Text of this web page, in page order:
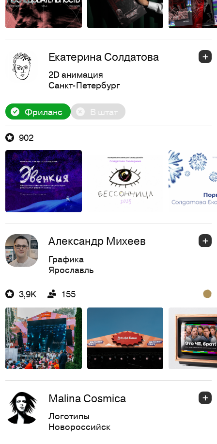
Екатерина Солдатова
2D анимация
Санкт-Петербург
Фриланс В штат
902
Александр Михеев
Графика
Ярославль
3,9K 155
Malina Cosmica
Логотипы
Новороссийск